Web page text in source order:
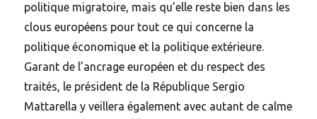
politique migratoire, mais qu’elle reste bien dans les
clous européens pour tout ce qui concerne la
politique économique et la politique extérieure.
Garant de l’ancrage européen et du respect des
traités, le président de la République Sergio
Mattarella y veillera également avec autant de calme